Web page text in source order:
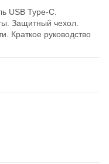
USB Type-C.
Защитный чехол.
Краткое руководство